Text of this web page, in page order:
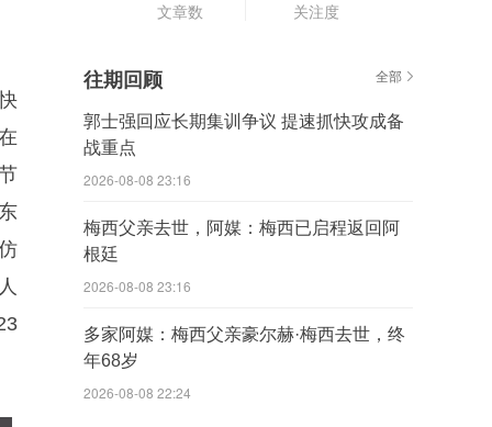
文章数 关注度
往期回顾 全部
郭士强回应长期集训争议 提速抓快攻成备
战重点
2026-08-08 23:16
梅西父亲去世，阿媒：梅西已启程返回阿
根廷
2026-08-08 23:16
多家阿媒：梅西父亲豪尔赫·梅西去世，终
年68岁
2026-08-08 22:24